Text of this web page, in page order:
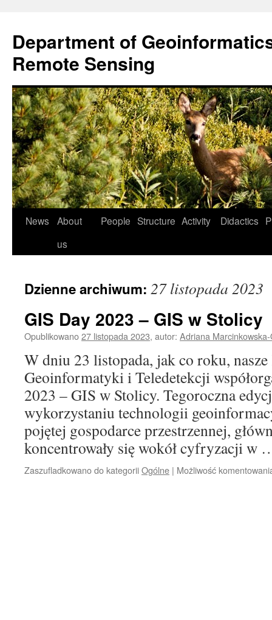
treści
Department of
Remote Sensing
News
About
us
People Structure Activity Didactics
Dzienne archiwum: 27 listopada 2023
GIS Day 2023 – GIS w Stolicy
Opublikowano27 listopada 2023, autor: Adriana
W dniu 23 listopada, jak co roku, nasze
Geoinformatyki i Teledetekcji
2023 – GIS w Stolicy. Tegoroczna
wykorzystaniu technologii
pojętej gospodarce przestrzennej,
koncentrowały się wokół cyfryzacji
Zaszufladkowano do kategoriiOgólne | Możliwość